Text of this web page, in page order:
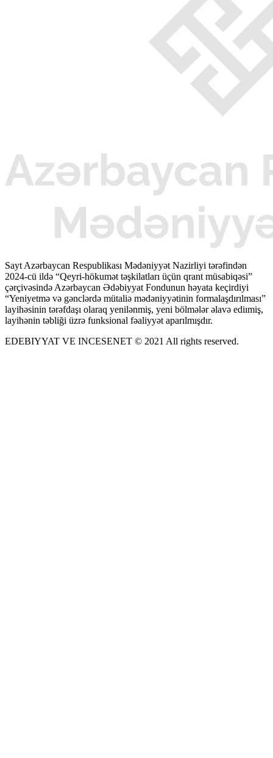
Sayt Azərbaycan Respublikası Mədəniyyət Nazirliyi tərəfindən
2024-cü ildə “Qeyri-hökumət təşkilatları üçün qrant müsabiqəsi”
çərçivəsində Azərbaycan Ədəbiyyat Fondunun həyata keçirdiyi
“Yeniyetmə və gənclərdə mütaliə mədəniyyətinin formalaşdırılması”
layihəsinin tərəfdaşı olaraq yenilənmiş, yeni bölmələr əlavə ediımiş,
layihənin təbliği üzrə funksional fəaliyyət aparılmışdır.
EDEBIYYAT VE INCESENET © 2021 All rights reserved.